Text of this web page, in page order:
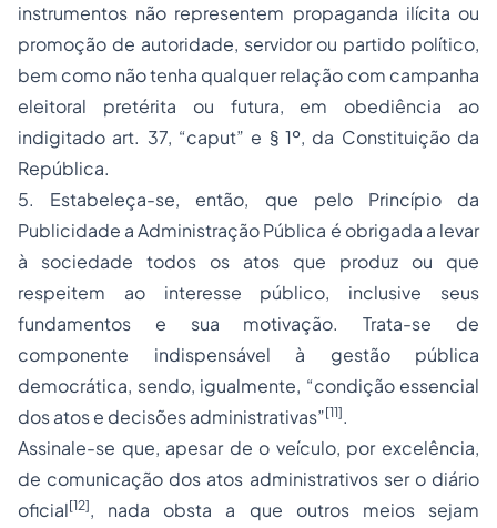
instrumentos não representem propaganda ilícita ou
promoção de autoridade, servidor ou partido político,
bem como não tenha qualquer relação com campanha
eleitoral pretérita ou futura, em obediência ao
indigitado art. 37, “caput” e § 1º, da Constituição da
República.
5. Estabeleça-se, então, que pelo Princípio da
Publicidade a Administração Pública é obrigada a levar
à sociedade todos os atos que produz ou que
respeitem ao interesse público, inclusive seus
fundamentos e sua motivação. Trata-se de
componente indispensável à gestão pública
democrática, sendo, igualmente, “condição essencial
dos atos e decisões administrativas”[11].
Assinale-se que, apesar de o veículo, por excelência,
de comunicação dos atos administrativosser o diário
oficial[12], nada obsta a que outros meios sejam